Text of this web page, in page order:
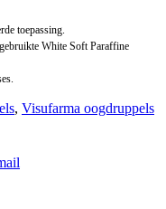
toepassing.
White Soft Paraffine
, Visufarma oogdruppels